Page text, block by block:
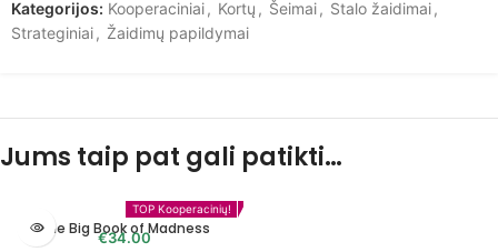
Kategorijos: Kooperaciniai, Kortų , Šeimai, Stalo žaidimai,
Strateginiai, Žaidimų papildymai
Jums taip pat gali patikti…
TOP Kooperacinių!
The Big Book of Madness
€34.00